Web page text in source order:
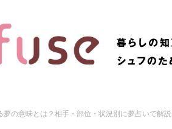
夢の意味とは？相手・部位・状況別に夢占いで解説